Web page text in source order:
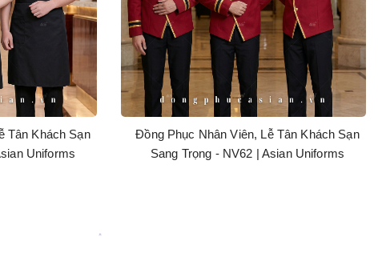
Tân Khách Sạn
Uniforms
Đồng Phục Nhân Viên, Lễ Tân Khách Sạn
Sang Trọng - NV62 | Asian Uniforms